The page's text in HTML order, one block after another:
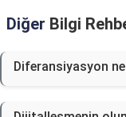
Diğer Bilgi
Diferansiyasyon